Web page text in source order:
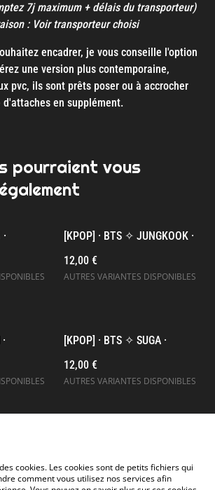
7j maximum + délais du transporteur)
: Voir transporteur choisi
encadrer, je vous conseille l'option
une version plus contemporaine,
pvc, ils sont prêts poser ou à accrocher
en supplément.
pourraient vous
[KPOP] · BTS ✧ JUNGKOOK ·
12,00 €
AUTRES VARIANTES DISPONIBLES
[KPOP] · BTS ✧ SUGA ·
12,00 €
AUTRES VARIANTES DISPONIBLES
cookies. Les cookies sont de petits fichiers qui
comment vous utilisez nos services afin